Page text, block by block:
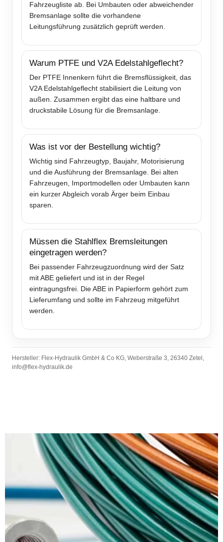
Fahrzeugliste ab. Bei Umbauten oder abweichender
Bremsanlage sollte die vorhandene
Leitungsführung zusätzlich geprüft werden.
Warum PTFE und V2A Edelstahlgeflecht?
Der PTFE Innenkern führt die Bremsflüssigkeit, das
V2A Edelstahlgeflecht stabilisiert die Leitung von
außen. Zusammen ergibt das eine haltbare und
druckstabile Lösung für die Bremsanlage.
Was ist vor der Bestellung wichtig?
Wichtig sind Fahrzeugtyp, Baujahr, Motorisierung
und die Ausführung der Bremsanlage. Bei alten
Fahrzeugen, Importmodellen oder Umbauten kann
ein kurzer Abgleich vorab Ärger beim Einbau
sparen.
Müssen die Stahlflex Bremsleitungen
eingetragen werden?
Bei passender Fahrzeugzuordnung wird der Satz
mit ABE geliefert und ist in der Regel
eintragungsfrei. Die ABE in Papierform gehört zum
Lieferumfang und sollte im Fahrzeug mitgeführt
werden.
Hersteller: Flex-Hydraulik GmbH & Co KG, Weberstraße 3, 26340 Zetel,
info@flex-hydraulik.de